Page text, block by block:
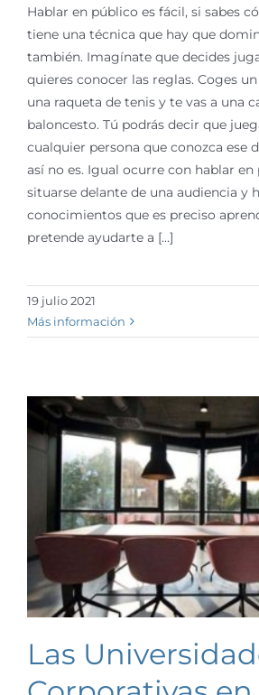
Hablar en público es fácil, si sabes
tiene una técnica que hay que
también. Imagínate que decides
quieres conocer las reglas. Coges
una raqueta de tenis y te vas a una
baloncesto. Tú podrás decir que
cualquier persona que conozca ese
así no es. Igual ocurre con hablar en
situarse delante de una audiencia y
conocimientos que es preciso
pretende ayudarte a [...]
19 julio 2021
Más información
Las